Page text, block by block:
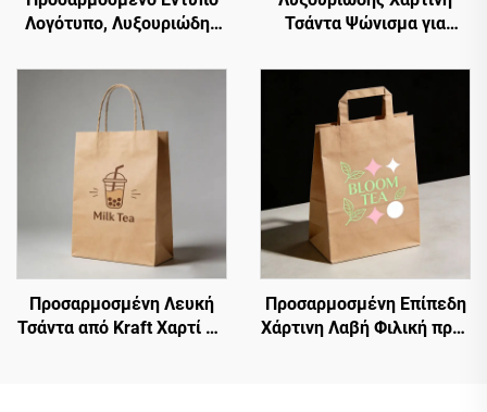
Λογότυπο, Λυξουριώδης
Τσάντα Ψώνισμα,
Συσκευασία Κοσμημάτων
και Ρούχων
Τσάντα Ψώνισμα για
Λογότυπο, Λαβή Tote,
Επίσημη Χαρτίνη Τσάντα
Δώρου, Τσάντα Μπουτίκ,
Υψηλής Ποιότητας,
Οικολογική
Προσαρμοσμένη Χαρτίνη
Τσάντα
Προσαρμοσμένη Λευκή
Τσάντα από Kraft Χαρτί με
Προσαρμοσμένη Επίπεδη
Χάρτινη Λαβή Φιλική προς